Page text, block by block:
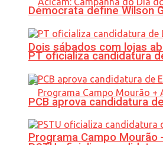
Dois sábados com lojas
Programa Campo
Democrata define Wilson
PT oficializa candidatura
PCB aprova candidatura